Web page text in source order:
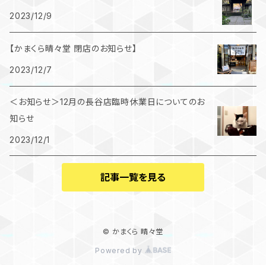
2023/12/9
【かまくら晴々堂 閉店のお知らせ】
2023/12/7
＜お知らせ＞12月の長谷店臨時休業日についてのお
知らせ
2023/12/1
記事一覧を見る
© かまくら 晴々堂
Powered by